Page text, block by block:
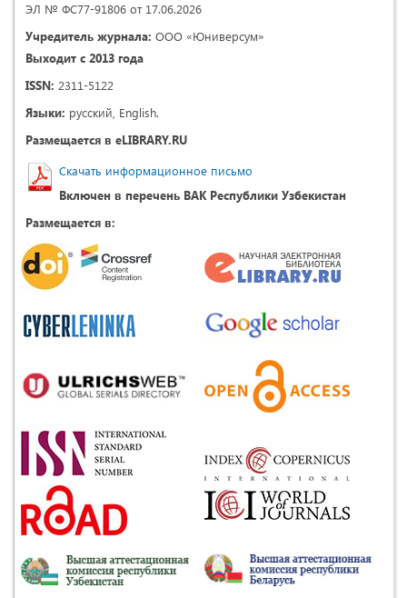
ЭЛ № ФС77-91806 от 17.06.2026
Учредитель журнала: ООО «Юниверсум»
Выходит с 2013 года
ISSN: 2311-5122
Языки: русский, English.
Размещается в eLIBRARY.RU
Скачать информационное письмо
Включен в перечень ВАК Республики Узбекистан
Размещается в: